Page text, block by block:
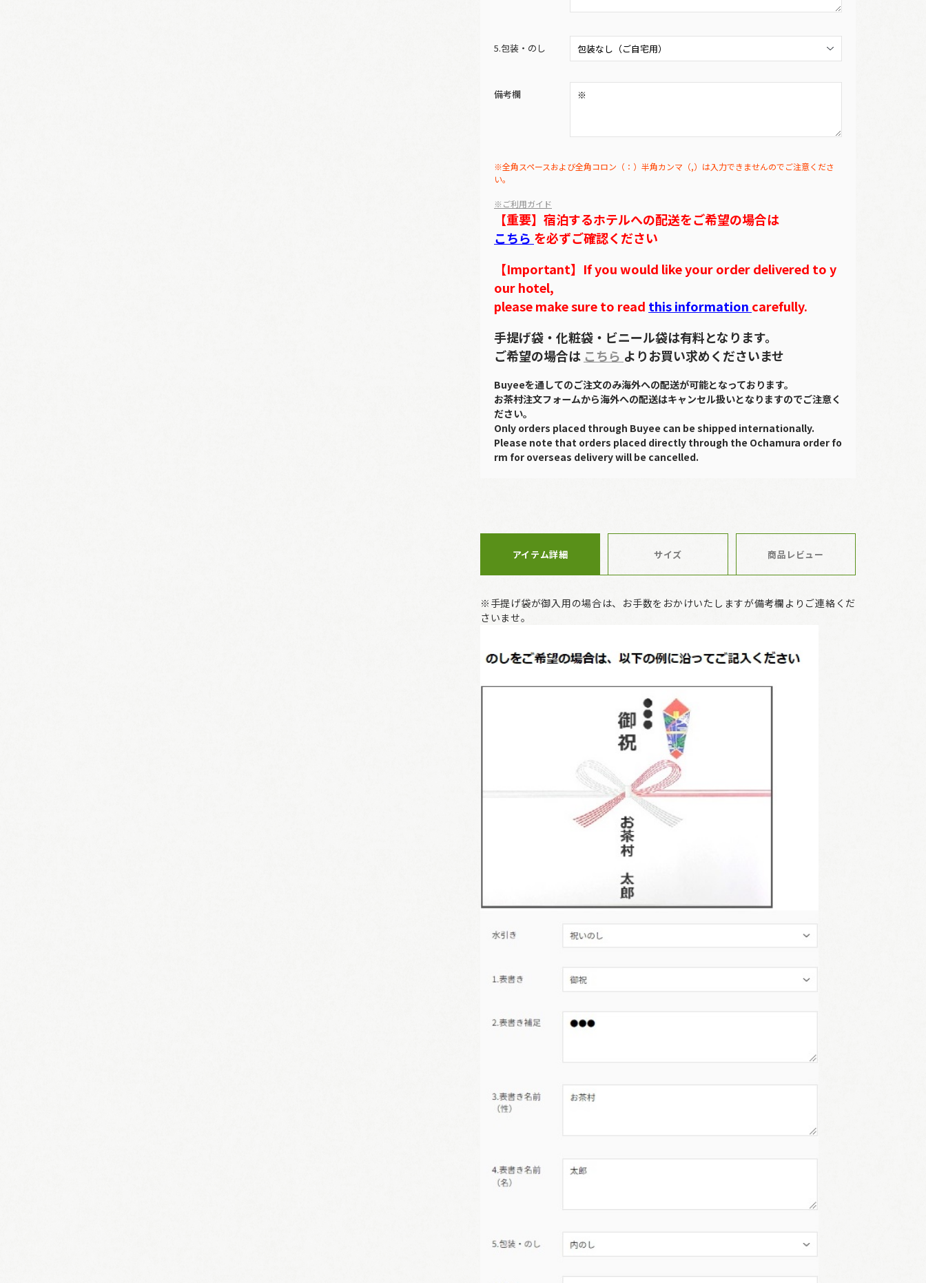
5.包装・のし
備考欄
※全角スペースおよび全角コロン（：）半角カンマ（,）は入力できませんのでご注意くださ
い。
※ご利用ガイド
【重要】宿泊するホテルへの配送をご希望の場合は
こちら を必ずご確認ください
【Important】If you would like your order delivered to y
our hotel,
please make sure to read this information carefully.
手提げ袋・化粧袋・ビニール袋は有料となります。
ご希望の場合は こちら よりお買い求めくださいませ
Buyeeを通してのご注文のみ海外への配送が可能となっております。
お茶村注文フォームから海外への配送はキャンセル扱いとなりますのでご注意く
ださい。
Only orders placed through Buyee can be shipped internationally.
Please note that orders placed directly through the Ochamura order fo
rm for overseas delivery will be cancelled.
アイテム詳細 サイズ 商品レビュー
※手提げ袋が御入用の場合は、お手数をおかけいたしますが備考欄よりご連絡くだ
さいませ。